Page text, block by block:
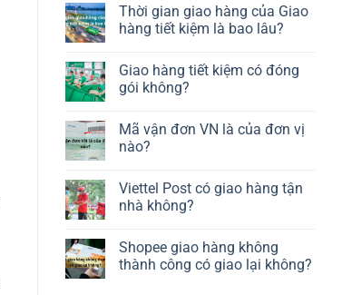
Thời gian giao hàng của Giao
hàng tiết kiệm là bao lâu?
Giao hàng tiết kiệm có đóng
gói không?
Mã vận đơn VN là của đơn vị
nào?
Viettel Post có giao hàng tận
nhà không?
Shopee giao hàng không
thành công có giao lại không?